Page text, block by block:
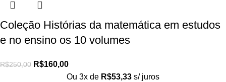
Coleção Histórias da matemática em estudos
e no ensino os 10 volumes
R$250,00 R$160,00
Ou 3x de R$53,33 s/ juros